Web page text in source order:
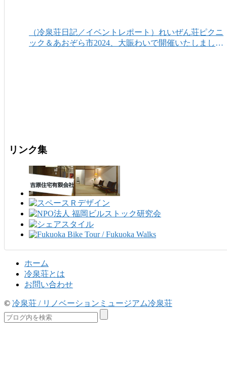
（冷泉荘日記／イベントレポート）れいぜん荘ピクニ
ック＆あおぞら市2024、大賑わいで開催いたしまし
リンク集
ホーム
冷泉荘とは
お問い合わせ
© 冷泉荘 / リノベーションミュージアム冷泉荘